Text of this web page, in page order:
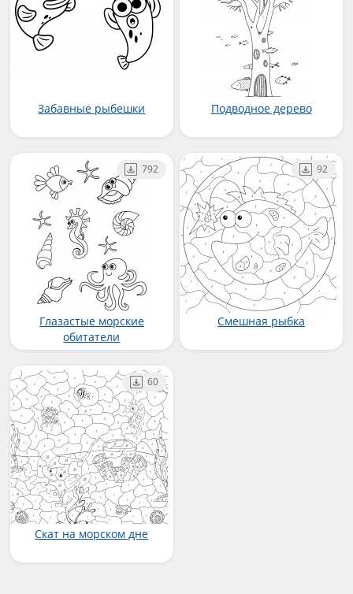
Забавные рыбешки Подводное дерево
Глазастые морские
обитатели
792
Смешная рыбка
92
Скат на морском дне
60